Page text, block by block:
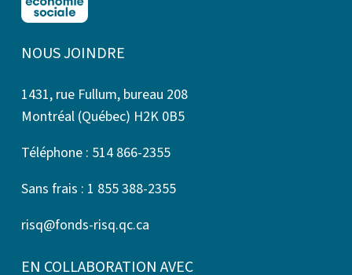
NOUS JOINDRE
1431, rue Fullum, bureau 208
Montréal (Québec) H2K 0B5
Téléphone : 514 866-2355
Sans frais : 1 855 388-2355
risq@fonds-risq.qc.ca
EN COLLABORATION AVEC